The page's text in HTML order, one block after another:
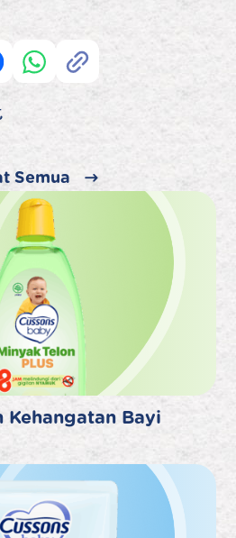
Semua
Kehangatan Bayi